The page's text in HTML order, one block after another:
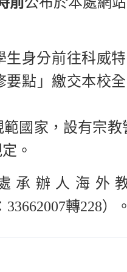
身分前往科威
點」繳交本校
國家，設有宗
。
承辦人海外
33662007轉228）。